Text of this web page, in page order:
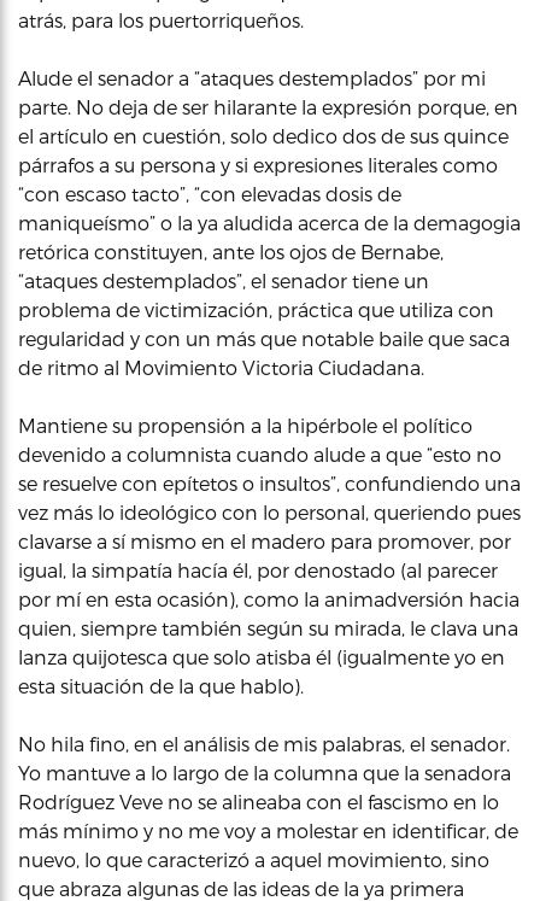
atrás, para los puertorriqueños.
Alude el senador a “ataques destemplados” por mi
parte. No deja de ser hilarante la expresión porque, en
el artículo en cuestión, solo dedico dos de sus quince
párrafos a su persona y si expresiones literales como
“con escaso tacto”, “con elevadas dosis de
maniqueísmo” o la ya aludida acerca de la demagogia
retórica constituyen, ante los ojos de Bernabe,
“ataques destemplados”, el senador tiene un
problema de victimización, práctica que utiliza con
regularidad y con un más que notable baile que saca
de ritmo al Movimiento Victoria Ciudadana.
Mantiene su propensión a la hipérbole el político
devenido a columnista cuando alude a que “esto no
se resuelve con epítetos o insultos”, confundiendo una
vez más lo ideológico con lo personal, queriendo pues
clavarse a sí mismo en el madero para promover, por
igual, la simpatía hacía él, por denostado (al parecer
por mí en esta ocasión), como la animadversión hacia
quien, siempre también según su mirada, le clava una
lanza quijotesca que solo atisba él (igualmente yo en
esta situación de la que hablo).
No hila fino, en el análisis de mis palabras, el senador.
Yo mantuve a lo largo de la columna que la senadora
Rodríguez Veve no se alineaba con el fascismo en lo
más mínimo y no me voy a molestar en identificar, de
nuevo, lo que caracterizó a aquel movimiento, sino
que abraza algunas de las ideas de la ya primera